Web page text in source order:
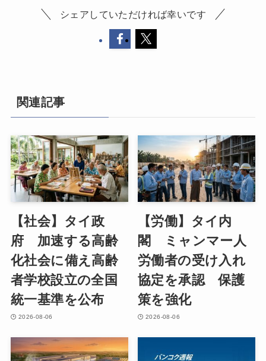
シェアしていただければ幸いです
関連記事
【社会】タイ政
府 加速する高齢
化社会に備え高齢
者学校設立の全国
統一基準を公布
2026-08-06
【労働】タイ内
閣 ミャンマー人
労働者の受け入れ
協定を承認 保護
策を強化
2026-08-06